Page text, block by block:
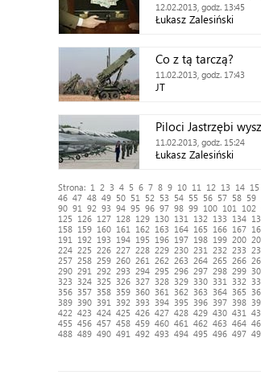
12.02.2013, godz. 13:45
Łukasz Zalesiński
Co z tą tarczą?
11.02.2013, godz. 17:43
JT
Piloci Jastrzębi
11.02.2013, godz. 15:24
Łukasz Zalesiński
Strona: 1 2 3 4 5 6 7 8 9 10 11 12 13 14 15
46 47 48 49 50 51 52 53 54 55 56 57 58 59
90 91 92 93 94 95 96 97 98 99 100 101 102
125
126 127 128 129 130 131 132 133 134
158 159 160 161 162 163 164 165 166 167
191
192 193 194 195 196 197 198 199 200
224 225 226 227 228 229 230 231 232 233
257 258 259 260 261 262 263 264 265 266
290 291 292 293 294 295 296 297 298 299
323
324 325 326 327 328 329 330 331 332
356 357 358 359 360 361 362 363 364 365
389 390 391 392 393 394 395 396 397 398
422 423 424 425 426 427 428 429 430 431
455 456 457 458 459 460 461 462 463 464
488 489 490 491 492 493 494 495 496 497